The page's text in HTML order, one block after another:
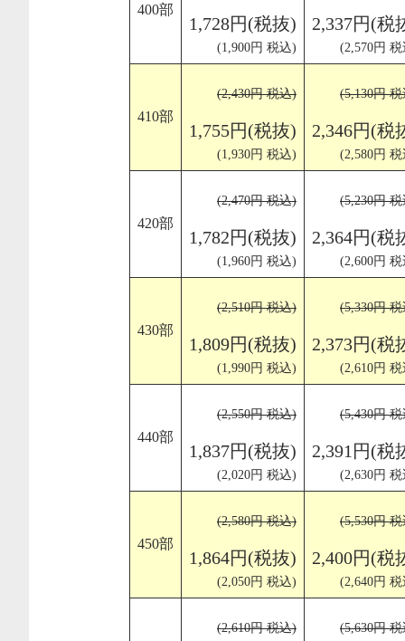
400部
1,728円(税抜)
(1,900円 税込)
2,337円(税
(2,570円
410部
(2,430円 税込)
1,755円(税抜)
(1,930円 税込)
(5,130円
2,346円(税
(2,580円
420部
(2,470円 税込)
1,782円(税抜)
(1,960円 税込)
(5,230円
2,364円(税
(2,600円
430部
(2,510円 税込)
1,809円(税抜)
(1,990円 税込)
(5,330円
2,373円(税
(2,610円
440部
(2,550円 税込)
1,837円(税抜)
(2,020円 税込)
(5,430円
2,391円(税
(2,630円
450部
(2,580円 税込)
1,864円(税抜)
(2,050円 税込)
(5,530円
2,400円(税
(2,640円
(2,610円 税込) (5,630円